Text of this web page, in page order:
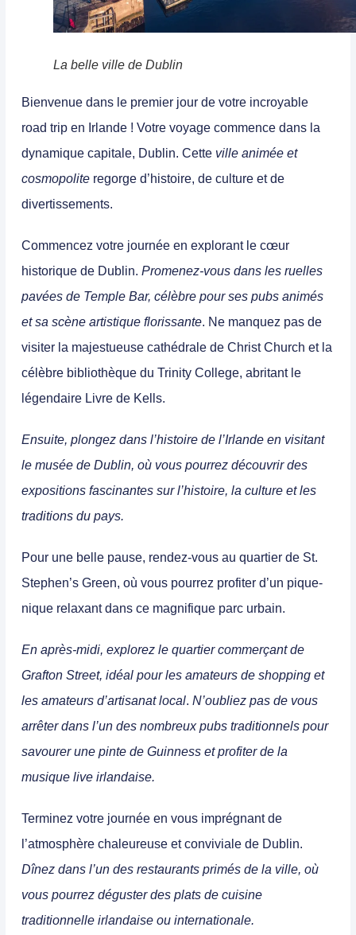
La belle ville de Dublin
Bienvenue dans le premier jour de votre incroyable
road trip en Irlande ! Votre voyage commence dans la
dynamique capitale, Dublin. Cette ville animée et
cosmopolite regorge d’histoire, de culture et de
divertissements.
Commencez votre journée en explorant le cœur
historique de Dublin. Promenez-vous dans les ruelles
pavées de Temple Bar, célèbre pour ses pubs animés
et sa scène artistique florissante. Ne manquez pas de
visiter la majestueuse cathédrale de Christ Church et la
célèbre bibliothèque du Trinity College, abritant le
légendaire Livre de Kells.
Ensuite, plongez dans l’histoire de l’Irlande en visitant
le musée de Dublin, où vous pourrez découvrir des
expositions fascinantes sur l’histoire, la culture et les
traditions du pays.
Pour une belle pause, rendez-vous au quartier de St.
Stephen’s Green, où vous pourrez profiter d’un pique-
nique relaxant dans ce magnifique parc urbain.
En après-midi, explorez le quartier commerçant de
Grafton Street, idéal pour les amateurs de shopping et
les amateurs d’artisanat local. N’oubliez pas de vous
arrêter dans l’un des nombreux pubs traditionnels pour
savourer une pinte de Guinness et profiter de la
musique live irlandaise.
Terminez votre journée en vous imprégnant de
l’atmosphère chaleureuse et conviviale de Dublin.
Dînez dans l’un des restaurants primés de la ville, où
vous pourrez déguster des plats de cuisine
traditionnelle irlandaise ou internationale.